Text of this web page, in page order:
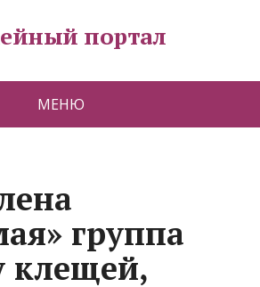
портал
МЕНЮ
группа
клещей,